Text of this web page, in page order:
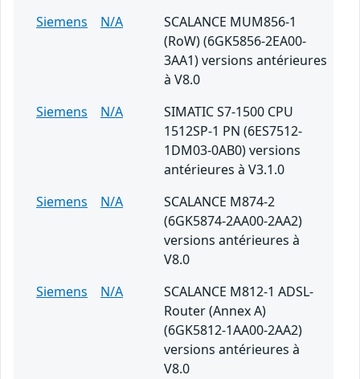
Siemens
N/A
SCALANCE MUM856-1
(RoW) (6GK5856-2EA00-
3AA1) versions antérieures
à V8.0
Siemens
N/A
SIMATIC S7-1500 CPU
1512SP-1 PN (6ES7512-
1DM03-0AB0) versions
antérieures à V3.1.0
Siemens
N/A
SCALANCE M874-2
(6GK5874-2AA00-2AA2)
versions antérieures à
V8.0
Siemens
N/A
SCALANCE M812-1 ADSL-
Router (Annex A)
(6GK5812-1AA00-2AA2)
versions antérieures à
V8.0